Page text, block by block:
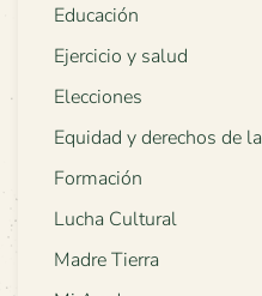
Educación
Ejercicio y salud
Elecciones
Equidad y derechos de
Formación
Lucha Cultural
Madre Tierra